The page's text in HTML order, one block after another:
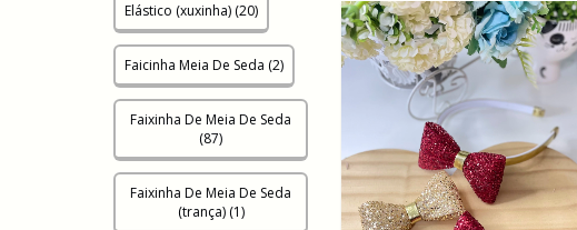
Elástico (xuxinha) (20)
Faicinha Meia De Seda (2)
Faixinha De Meia De Seda
(87)
Faixinha De Meia De Seda
(trança) (1)